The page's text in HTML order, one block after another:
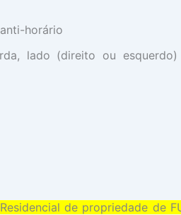
horário
lado (direito ou
de propriedade de